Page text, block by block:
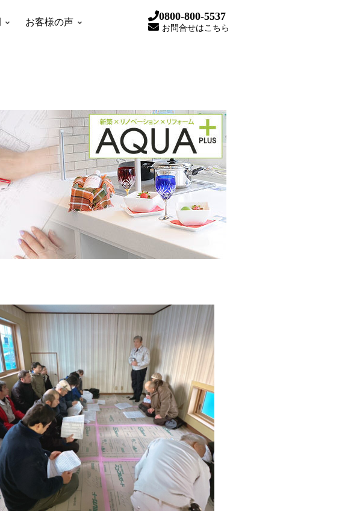
お客様の声 0800-800-5537
お問合せはこちら